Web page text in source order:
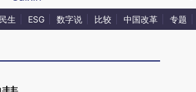
民生 ESG 数字说 比较 中国改革 专题